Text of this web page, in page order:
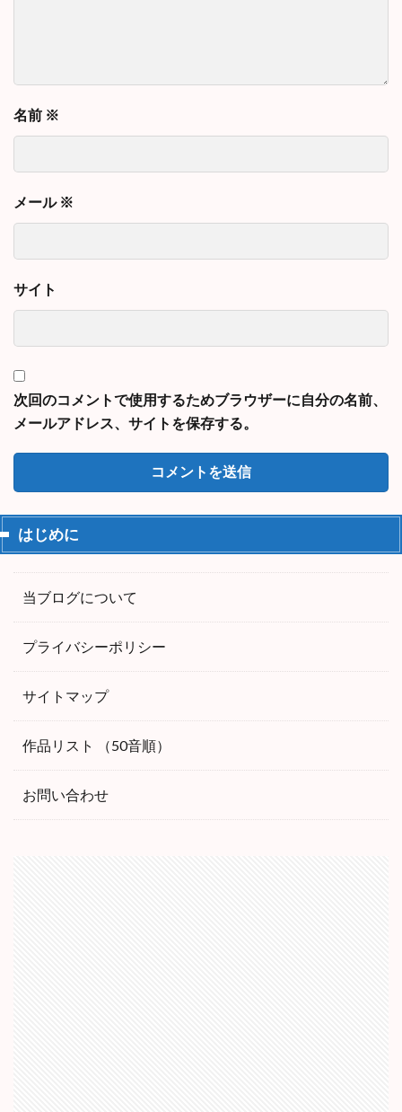
名前 ※
メール ※
サイト
次回のコメントで使用するためブラウザーに自分の名前、
メールアドレス、サイトを保存する。
はじめに
当ブログについて
プライバシーポリシー
サイトマップ
作品リスト （50音順）
お問い合わせ